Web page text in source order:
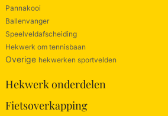
Pannakooi
Ballenvanger
Speelveldafscheiding
Hekwerk om tennisbaan
Overige hekwerken sportvelden
Hekwerk onderdelen
Fietsoverkapping